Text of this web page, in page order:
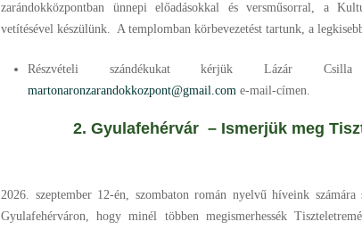
zarándokközpontban ünnepi előadásokkal és versműsorral, a
vetítésével készülünk. A templomban körbevezetést tartunk, a
Részvételi szándékukat kérjük Lázár
martonaronzarandokkozpont@gmail.com e-mail-címen.
2. Gyulafehérvár – Ismerjük meg
2026. szeptember 12-én, szombaton román nyelvű híveink számára
Gyulafehérváron, hogy minél többen megismerhessék